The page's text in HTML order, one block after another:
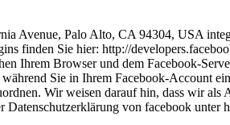
Avenue, Palo Alto, CA 94304, USA
finden Sie hier: http://
Ihrem Browser und dem Facebook-
Sie in Ihrem Facebook-Account
Wir weisen darauf hin, dass wir
Datenschutzerklärung von facebook unter